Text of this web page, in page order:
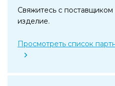
Свяжитесь с поставщиком
изделие.
Просмотреть список